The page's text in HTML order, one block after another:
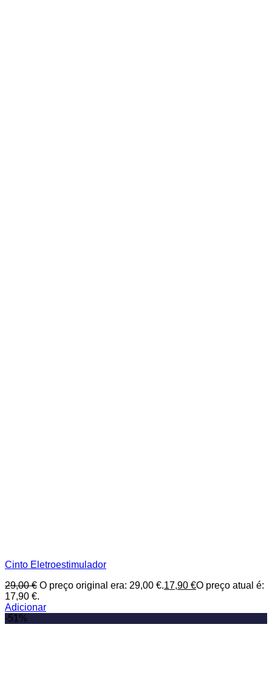
Cinto Eletroestimulador
29,00€ O preço original era: 29,00 €.17,90 €O preço atual é:
17,90 €.
Adicionar
-51%